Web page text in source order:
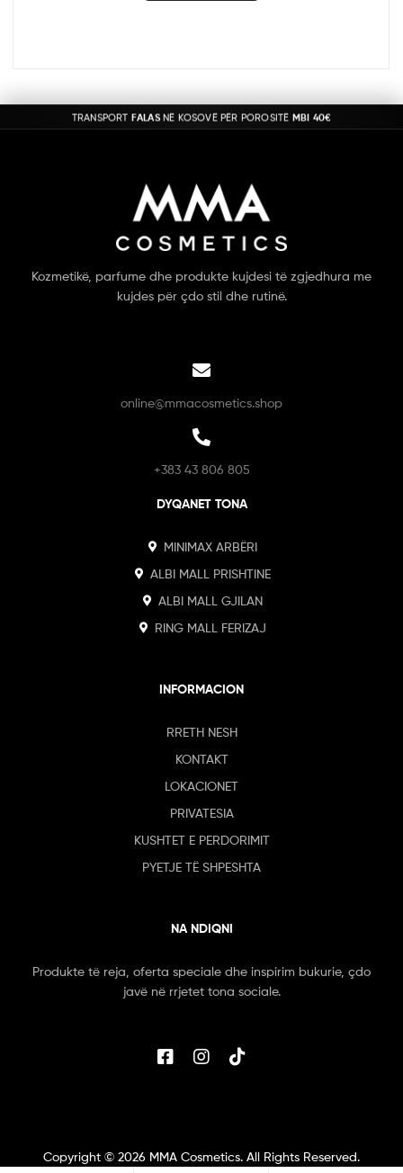
Kozmetikë, parfume dhe produkte kujdesi të zgjedhura me
kujdes për çdo stil dhe rutinë.
online@mmacosmetics.shop
+383 43 806 805
DYQANET TONA
MINIMAX ARBËRI
ALBI MALL PRISHTINE
ALBI MALL GJILAN
RING MALL FERIZAJ
INFORMACION
RRETH NESH
KONTAKT
LOKACIONET
PRIVATESIA
KUSHTET E PERDORIMIT
PYETJE TË SHPESHTA
NA NDIQNI
Produkte të reja, oferta speciale dhe inspirim bukurie, çdo
javë në rrjetet tona sociale.
Copyright © 2026 MMA Cosmetics. All Rights Reserved.
TRANSPORT FALASNË KOSOVË PËR POROSITË MBI 40€